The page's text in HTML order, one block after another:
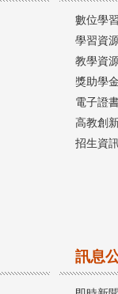
數位學
學習資
教學資
獎助學
電子證
高教創
招生資
訊息